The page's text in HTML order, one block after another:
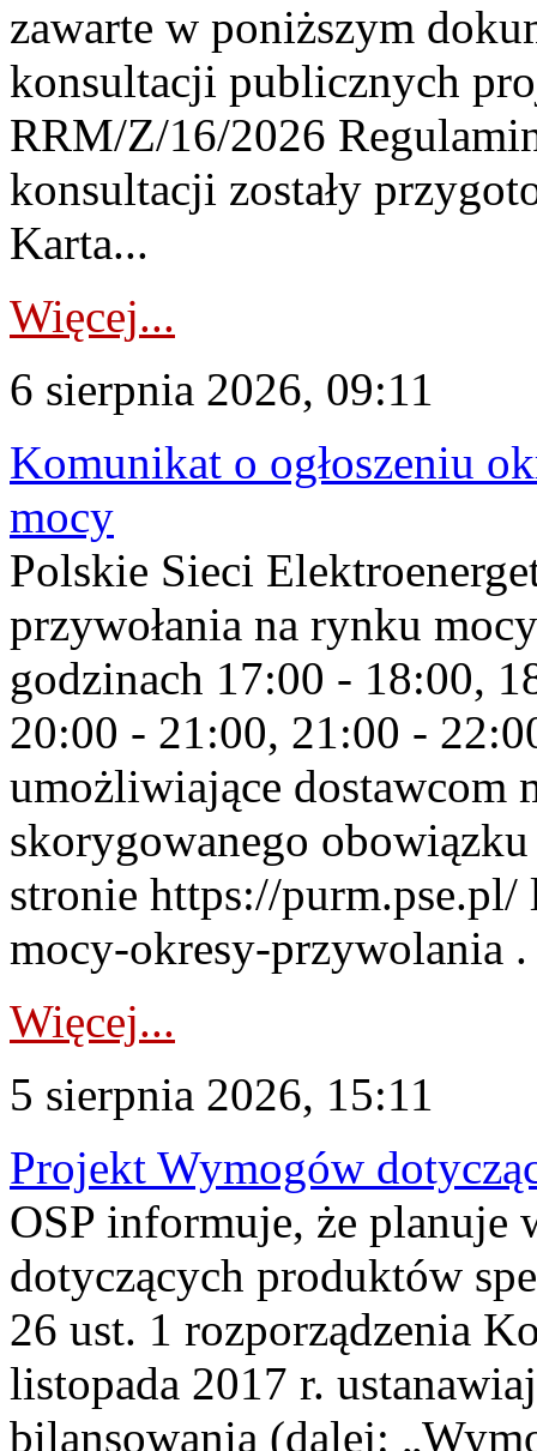
zawarte w poniższym
konsultacji publicznych
RRM/Z/16/2026
konsultacji zostały
Karta...
Więcej...
6 sierpnia 2026, 09:11
Komunikat o ogłoszeniu
mocy
Polskie Sieci
przywołania na rynku
godzinach 17:00 - 18:00,
20:00 - 21:00, 21:00 -
umożliwiające dostawcom
skorygowanego
stronie https://
mocy-okresy-przywolania
Więcej...
5 sierpnia 2026, 15:11
Projekt Wymogów
OSP informuje, że planuje
dotyczących produktów
26 ust. 1 rozporządzenia
listopada 2017 r.
bilansowania (dalej: